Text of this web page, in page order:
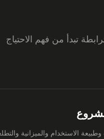
من فهم الاحتياج
والميزانية والتطلعات